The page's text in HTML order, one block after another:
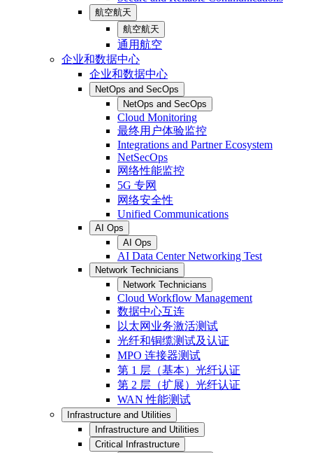
航空航天
航空航天
通用航空
企业和数据中心
企业和数据中心
NetOps and SecOps
NetOps and SecOps
Cloud Monitoring
最终用户体验监控
Integrations and Partner Ecosystem
NetSecOps
网络性能监控
5G 专网
网络安全性
Unified Communications
AI Ops
AI Ops
AI Data Center Networking Test
Network Technicians
Network Technicians
Cloud Workflow Management
数据中心互连
以太网业务激活测试
光纤和铜缆测试及认证
MPO 连接器测试
第 1 层（基本）光纤认证
第 2 层（扩展）光纤认证
WAN 性能测试
Infrastructure and Utilities
Infrastructure and Utilities
Critical Infrastructure